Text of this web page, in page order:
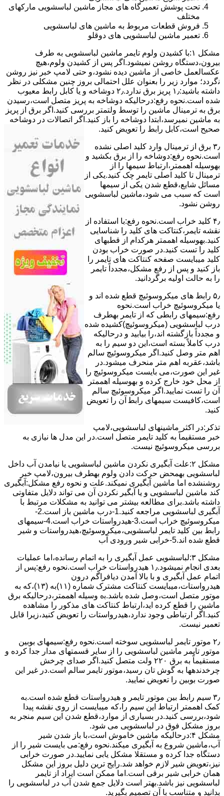
تحت پوشش تعمیرگاه های مجاز ماشین لباسشویی مارکهای
مختلف
فروش قطعات مربوط به ماشین های لباسشویی
تعمیر ماشین لباسشویی های دوقلو
مشکل ۱:ﺑﺎ ﮐﺸﯿﺪن وﻟﻮم ﺗﺎﯾﻤﺮ ماشین لباسشویی به طرف
ﺑﯿﺮون،دستگاه روﺷﻦ نمیشود.اﮔﺮ ﭘﺲ از ﮐﺸﯿﺪن وﻟﻮم،ﻫﯿﭻ
عکسالعمل ﺧﺎﺻﯽ از ﻣﺎﺷﯿﻦ دﯾﺪه نشود،و حتی ﻻﻣﭗ ﺧﺒﺮ ﻧﯿﺰ روﺷﻦ
ﻧگردد؛ موارد زیر را بعنوان ﻋﻠﻞ احتمالی بروز چنین مشکلی در نظر
داشته باشید:۱٫ ﭘﺮﯾﺰ ﺑﺮق ﻧﺪارد.۲٫ دوﺷﺎﺧﻪ و ﯾﺎ ﮐﺎﺑﻞ راﺑﻂ ﻣﻌﯿﻮب
ﺷﺪه است.نحوه رفع:درحالیکه دوﺷﺎﺧﻪ ﺑﻪ ﭘﺮﯾﺰ ﻣﺘﺼﻞ اﺳﺖ،رﺳﯿﺪن
ﺑﺮق ﺑﻪ ﺗﺮﻣﯿﻨﺎل ﻣﺎﺷﯿﻦ را ﺗﻮﺳﻂ ولتمتر بررسی ﮐﻨﯿﺪ.اﮔﺮ ﺑﺮق از ﭘﺮﯾﺰ
ﺑﻪ ﻣﺎﺷﯿﻦ نمیرسد،اﺑﺘﺪا دوشاخه را باز کنید.اﮔﺮ اﺗﺼﺎﻻت در دوشاخه
ﺻﺤﯿﺢ اﺳﺖ،ﮐﺎﺑﻞ راﺑﻂ را ﺗﻌﻮﯾﺾ کنید.
۳٫ ﺑﺮق از ﺗﺮﻣﯿﻨﺎل وارد ﮐﻠﯿﺪ اﺻﻠﯽ ﻧﺸﺪه
است.نحوه رﻓﻊ:دوشاخه را از ﺑﺮق بکشید و
بهوسیله اهممتر،ارﺗﺒﺎط سیمها را از
ﺗﺮﻣﯿﻨﺎل ﺗﺎ ﮐﻠﯿﺪ اﺻﻠﯽ ﺗﺎﯾﻤﺮ چک کنید.یکی از
مسائل شایع،ﻗﻄﻊ شدن ﯾﮑﯽ از سیمها
است که سبب می شود،ﻣﺎﺷﯿﻦ لباسشویی
روﺷﻦ نشود.
۴٫ ﮐﻠﯿﺪ ﺧﺮاب اﺳﺖ.نحوه رفع:ﺑﺎ اﺳﺘﻔﺎده از
ﻧﻘﺸﻪ ﺗﺎﯾﻤﺮ،ﮐﻨﺘﺎﮐﺖ ﻫﺎی ﮐﻠﯿﺪ را ﺷﻨﺎﺳﺎﯾﯽ
کنید.بهوسیله اهممتر هرکدام از قطبهای
ﮐﻠﯿﺪ را ﺗﺴﺖ ﮐﻨﯿﺪ.در ﺻﻮرت ﺧﺮاب ﺑﻮدن
ﮐﻠﯿﺪ میبایست ﺻﻔﺤﻪ ﮐﻨﺘﺎﮐﺖ ﻫﺎی ﺗﺎﯾﻤﺮ را
باز کنید و ﭘﺲ از رﻓﻊ مشکل،مجدداً ﺗﺎﯾﻤﺮ
را به حالت اوﻟﯿﻪ برگردانید.
۵٫ رابط های ﻣﯿﮑﺮوﺳﻮﺋﯿﭻ ﻗﻄﻊ شده اند و
ﯾﺎ ﻣﯿﮑﺮوﺳﻮﺋﯿﭻ ﺧﺮاب اﺳﺖ.نحوه
رفع:سیمهای راﺑﻄﯽ ﮐﻪ از ﺗﺎﯾﻤﺮ بهطرف
درب لباسشویی (ﻣﯿﮑﺮوﺳﻮﺋﯿﭻ)کشیده شده
و مجدداً بازگشته اند،را ﺑﯿﺎﺑﯿﺪ و درحالیکه
درب کاملاً ﺑﺴﺘﻪ اﺳﺖ،اﯾﻦ دو ﺳﯿﻢ را ﺑﻪ
اﻫﻢ ﻣﺘﺮ وصل کنید.اﮔﺮ ﻣﯿﮑﺮوﺳﻮﺋﯿﭻ ﺳﺎﻟﻢ
ﺑﺎﺷﺪ،ﻋﻘﺮﺑﻪ اهم متر ﻣﻨﺤﺮف میشود.در
ﻏﯿﺮ اﯾﻦ ﺻﻮرت،می بایست ﻣﯿﮑﺮوﺳﻮﺋﯿﭻ را
از ﻣﺤﻞ خود ﺧﺎرج کرده و بهوسیله اهممتر
آن را ﺗﺴﺖ ﻧﻤﺎﯾﯿﺪ.اﮔﺮ ﻣﯿﮑﺮوﺳﻮﺋﯿﭻ ﺳﺎﻟﻢ
اﺳﺖ،ﮐﺎﻓﯿﺴﺖ سیمهای راﺑﻄ آن را ﺗﻌﻮﯾﺾ
کنید.
ﺗﺬﮐﺮ:در اﮐﺜﺮ ماشینهای لباسشویی،ﻻﻣﭗ
ﺧﺒﺮ مستقیماً ﺑﻪ ﮐﻠﯿﺪ ﺗﺎﯾﻤﺮ ﻣﺘﺼﻞ اﺳﺖ.در اﯾﻦ مدل ها ﻧﯿﺎزی ﺑﻪ
بررسی ﻣﯿﮑﺮوﺳﻮﺋﯿﭻ نیست.
مشکل ۲:علت آبگیری نکردن ماشین لباسشویی یا نیامدن آب داخل
لباسشویی بهمحض ﺣﺮﮐﺖ دادن وﻟﻮم بهطرف ﺑﯿﺮون،ﻻﻣﭗ ﺧﺒﺮ
روشنشده اﻣﺎ ﻣﺎﺷﯿﻦ آﺑﮕﯿﺮی نمیکند.ﻋﻠﺖ و نحوه رﻓﻊ مشکل:آبگیری
کند ماشین لباسشویی و یا آبگیر نکردن آن می تواند دلایل متفاوتی
داشته باشد.برای مطالعه بیشتر می توانید به مشکلات مرتبط با
آبگیری لباسشویی مراجعه کنید.1-درب ﻣﺎﺷﯿﻦ ﺑﺎز اﺳﺖ.2-
ﻣﯿﮑﺮوﺳﻮﺋﯿﭻ ﺧﺮاب اﺳﺖ.3-ﻫﯿﺪرواﺳﺘﺎت ﺧﺮاب اﺳﺖ.4-سیمهای
راﺑﻂ ﺑﯿﻦ ﮐﻠﯿﺪ ﺗﺎﯾﻤﺮ لباسشویی،ﻣﯿﮑﺮوﺳﻮﺋﯿﭻ،ﻫﯿﺪرواﺳﺘﺎت و ﺷﯿﺮ
ﻗﻄﻊ ﺷﺪه اند.5-خرابی شیر ورودی آب
مشکل ۳:لباسشویی ﻋﻤﻞ آﺑﮕﯿﺮی را ﺑﻪ اﺗﻤﺎم رﺳﺎﻧﺪه،اﻣﺎ ﻋﻤﻠﯿﺎت
ﺑﻌﺪی اﻧﺠﺎم نمیشود.۱٫ ﻫﯿﺪرواﺳﺘﺎت ﺧﺮاب اﺳﺖ.نحوه رﻓﻊ:ﭘﺲ از
اﺗﻤﺎم عمل آﺑﮕﯿﺮی و ﺑﺎ ﺑﺎﻻ آﻣﺪن دﯾﺎﻓﺮاﮔﻢ درون
ﻫﯿﺪرواﺳﺘﺎت،میبایست ﮐﻨﺘﺎﮐﺖ ﻣﺸﺘﺮک شماره (۱۱)به (۱۳)،ﮐﻪ ﺑﻪ
ﻣﻮﺗﻮر ﻣﺘﺼﻞ اﺳﺖ،وﺻﻞ ﺷﺪه ﺑﺎﺷﺪ.ﺑه وسیله اهممتر،درحالیکه ﺑﺮق
ﻣﺎﺷﯿﻦ را ﻗﻄﻊ کرده اید،ارﺗﺒﺎط ﮐﻨﺘﺎﮐﺖ ﻫﺎی ﻣﺬﮐﻮر را ﻣﺸﺎﻫﺪه
کنید.اﮔﺮ ارﺗﺒﺎطی وجود ندارد،ﻫﯿﺪرواﺳﺘﺎت را ﺗﻌﻮﯾﺾ ﮐﻨﯿﺪ،زﯾﺮا قابل
ﺗﻌﻤﯿﺮ نیست.
۲٫ ﻣﻮﺗﻮر ﺗﺎﯾﻤﺮ لباسشویی ﺳﻮﺧﺘﻪ اﺳﺖ.نحوه رﻓﻊ:سیمهای ﺑﻮﺑﯿﻦ
ﻣﻮﺗﻮر ﺗﺎﯾﻤﺮ ماشین لباسشویی را از ﺳﺎﯾﺮ قسمتهای ﻣﺪار ﺟﺪا کرده و
مستقیماً ﺑﻪ برق ۲۲۰ وﻟﺖ ﻣﺘﺼﻞ کنید.اﮔﺮ ﺻﺪای ﭼﺮﺧﺶ
چرخدندهها به گوش تان رﺳﯿﺪ،ﻣﻮﺗﻮر ﺗﺎﯾﻤﺮ ﺳﺎﻟﻢ اﺳﺖ.در ﻏﯿﺮ اﯾﻦ
ﺻﻮرت ﺑﻮﺑﯿﻦ را ﺗﻌﻮﯾﺾ ﻧﻤﺎﯾﯿﺪ.
۳٫ ﺳﯿﻢ راﺑﻂ ﺑﯿﻦ ﻣﻮﺗﻮر ﺗﺎﯾﻤﺮ و ﻫﯿﺪرواﺳﺘﺎت ﻗﻄﻊ ﺷﺪه اﺳﺖ.به
کمک اهممتر ارﺗﺒﺎط اﯾﻦ ﺳﯿﻢ را،ﮐﻪ میبایست از روی ﻧﻘﺸﻪ ﭘﯿﺪا
ﺷﻮد،بررسی ﮐﻨﯿﺪ.در ﺑﺴﯿﺎری از موارد،ﻗﻄﻊ ﺷﺪن اﯾﻦ ﺳﯿﻢ ﻣﻨﺠﺮ ﺑﻪ
ﺑﺮوز مشکل ﻓﻮق در لباسشویی می شود.
مشکل ۴:درحالیکه ﻣﺎﺷﯿﻦ ﺧﺎﻣﻮش اﺳﺖ،ﺑﺎ ﺑﺎز ﺷﺪن ﺷﯿﺮ
آب،ﻣﺎﺷﯿﻦ ﺷﺮوع ﺑﻪ آﺑﮕﯿﺮی میکند.نحوه رﻓﻊ:می بایست ﺷﯿﺮ را از
دستگاه جدا کرده و مستقلا مشکل یابی نمایید.در صورت خرابی
نیز،تعویض شیر لازم خواهد شد.رایج ترین دلیل بروز این مشکل
همان خرابی شیر برقی است.اما ممکن است ایراد از تایمر
لباسشویی نیز باشد.بهتر است دلایل جمع شدن آب در لباسشویی را
بدانید و متناسب با آن تصمیم بگیرید.